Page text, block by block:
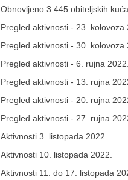
Obnovljeno 3.445 obiteljskih kuća
Pregled aktivnosti - 23. kolovoza
Pregled aktivnosti - 30. kolovoza
Pregled aktivnosti - 6. rujna 2022.
Pregled aktivnosti - 13. rujna
Pregled aktivnosti - 20. rujna
Pregled aktivnosti - 27. rujna
Aktivnosti 3. listopada 2022.
Aktivnosti 10. listopada 2022.
Aktivnosti 11. do 17. listopada